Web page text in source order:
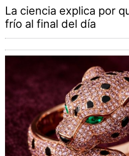
La ciencia explica por
frío al final del día